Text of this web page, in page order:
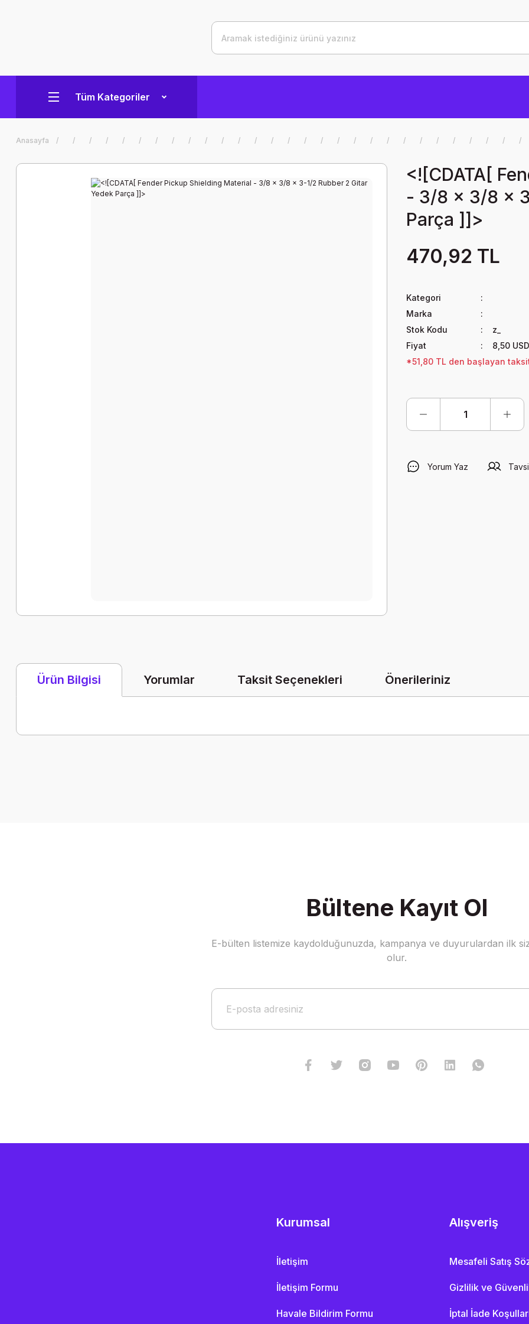
Tüm Kategoriler
Anasayfa
<![CDATA[
- 3/8 x 3/8 x
Parça ]]>
470,92 TL
Kategori
Marka
Stok Kodu
z_
Fiyat
8,50
*51,80 TL den başlayan
Yorum Yaz
Ürün Bilgisi Yorumlar Taksit Seçenekleri Önerileriniz
Gönder
Bültene Kayıt Ol
E-bülten listemize kaydolduğunuzda, kampanya ve duyurulardan ilk
olur.
Kurumsal
İletişim
İletişim Formu
Havale Bildirim Formu
Alışveriş
Mesafeli Satış
Gizlilik ve
İptal İade